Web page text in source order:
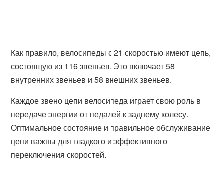
Как правило, велосипеды с 21 скоростью имеют цепь,
состоящую из 116 звеньев. Это включает 58
внутренних звеньев и 58 внешних звеньев.
Каждое звено цепи велосипеда играет свою роль в
передаче энергии от педалей к заднему колесу.
Оптимальное состояние и правильное обслуживание
цепи важны для гладкого и эффективного
переключения скоростей.